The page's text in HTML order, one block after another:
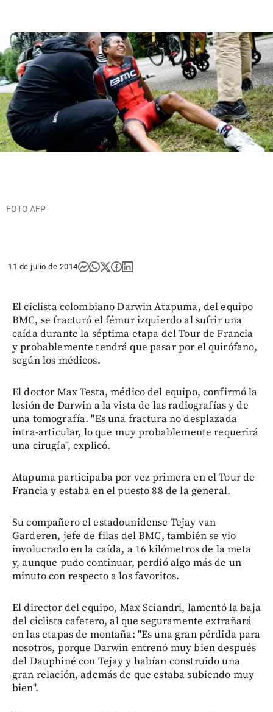
FOTO AFP
11 de julio de 2014
El ciclista colombiano Darwin Atapuma, del equipo
BMC, se fracturó el fémur izquierdo al sufrir una
caída durante la séptima etapa del Tour de Francia
y probablemente tendrá que pasar por el quirófano,
según los médicos.
El doctor Max Testa, médico del equipo, confirmó la
lesión de Darwin a la vista de las radiografías y de
una tomografía. "Es una fractura no desplazada
intra-articular, lo que muy probablemente requerirá
una cirugía", explicó.
Atapuma participaba por vez primera en el Tour de
Francia y estaba en el puesto 88 de la general.
Su compañero el estadounidense Tejay van
Garderen, jefe de filas del BMC, también se vio
involucrado en la caída, a 16 kilómetros de la meta
y, aunque pudo continuar, perdió algo más de un
minuto con respecto a los favoritos.
El director del equipo, Max Sciandri, lamentó la baja
del ciclista cafetero, al que seguramente extrañará
en las etapas de montaña: "Es una gran pérdida para
nosotros, porque Darwin entrenó muy bien después
del Dauphiné con Tejay y habían construido una
gran relación, además de que estaba subiendo muy
bien".